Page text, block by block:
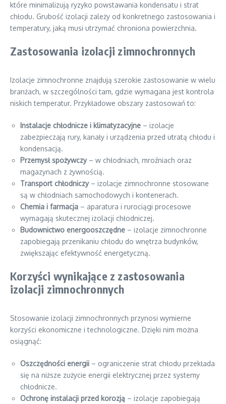
które minimalizują ryzyko powstawania kondensatu i strat
chłodu. Grubość izolacji zależy od konkretnego zastosowania i
temperatury, jaką musi utrzymać chroniona powierzchnia.
Zastosowania izolacji zimnochronnych
Izolacje zimnochronne znajdują szerokie zastosowanie w wielu
branżach, w szczególności tam, gdzie wymagana jest kontrola
niskich temperatur. Przykładowe obszary zastosowań to:
Instalacje chłodnicze i klimatyzacyjne – izolacje
zabezpieczają rury, kanały i urządzenia przed utratą chłodu i
kondensacją.
Przemysł spożywczy– w chłodniach, mroźniach oraz
magazynach z żywnością.
Transport chłodniczy– izolacje zimnochronne stosowane
są w chłodniach samochodowych i kontenerach.
Chemia i farmacja – aparatura i rurociągi procesowe
wymagają skutecznej izolacji chłodniczej.
Budownictwo energooszczędne – izolacje zimnochronne
zapobiegają przenikaniu chłodu do wnętrza budynków,
zwiększając efektywność energetyczną.
Korzyści wynikające z zastosowania
izolacji zimnochronnych
Stosowanie izolacji zimnochronnych przynosi wymierne
korzyści ekonomiczne i technologiczne. Dzięki nim można
osiągnąć:
Oszczędności energii – ograniczenie strat chłodu przekłada
się na niższe zużycie energii elektrycznej przez systemy
chłodnicze.
Ochronę instalacji przed korozją – izolacje zapobiegają